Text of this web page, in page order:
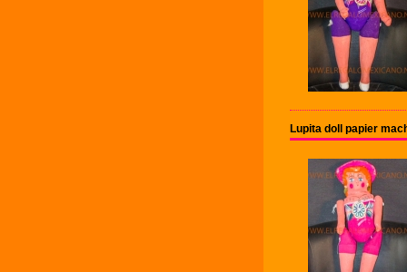
Lupita doll papier